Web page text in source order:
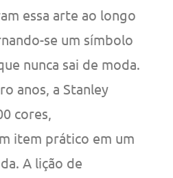
essa arte ao longo
se um símbolo
nunca sai de moda.
anos, a Stanley
cores,
item prático em um
A lição de